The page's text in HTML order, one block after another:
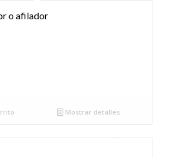
o afilador
Mostrar detalles